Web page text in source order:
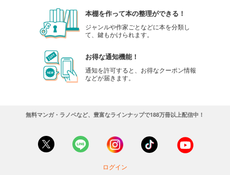
本棚を作って本の整理ができる！
ジャンルや作家ごとなどに本を分類し
て、鍵もかけられます。
お得な通知機能！
通知を許可すると、お得なクーポン情報
などが届きます。
無料マンガ・ラノベなど、豊富なラインナップで188万冊以上配信中！
ログイン